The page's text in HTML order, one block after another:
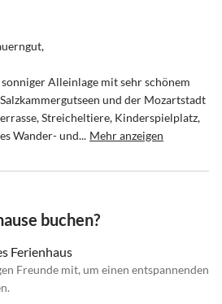
Alleinlage mit sehr schönem
und der Mozartstadt
Streicheltiere, Kinderspielplatz,
Wander- und... Mehr anzeigen
buchen?
Ferienhaus
Freunde mit, um einen entspannenden